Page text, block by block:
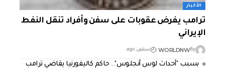
الأخبار
ترامب يفرض عقوبات على سفن وأفراد تنقل النفط
الإيراني
By
WORLDNW سنتين ago
بسبب "أحداث لوس أنجلوس".. حاكم كاليفورنيا يقاضي ترامب